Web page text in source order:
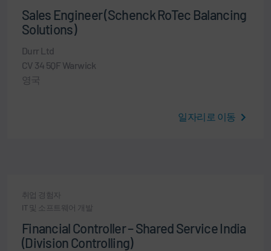
Sales Engineer (Schenck RoTec Balancing
Solutions)
Durr Ltd
CV 34 5QF Warwick
영국
일자리로 이동
취업 경험자
IT 및 소프트웨어 개발
Financial Controller – Shared Service India
(Division Controlling)